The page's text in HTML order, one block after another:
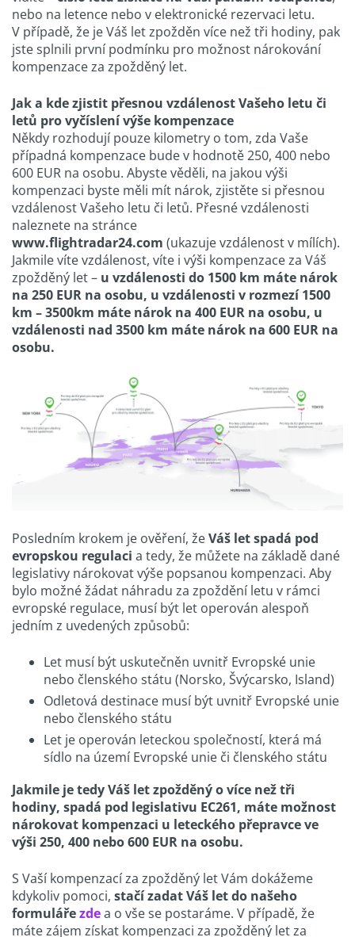
nebo na letence nebo v elektronické rezervaci letu.
V případě, že je Váš let zpožděn více než tři hodiny, pak
jste splnili první podmínku pro možnost nárokování
kompenzace za zpožděný let.
Jak a kde zjistit přesnou vzdálenost Vašeho letu či
letů pro vyčíslení výše kompenzace
Někdy rozhodují pouze kilometry o tom, zda Vaše
případná kompenzace bude v hodnotě 250, 400 nebo
600 EUR na osobu. Abyste věděli, na jakou výši
kompenzaci byste měli mít nárok, zjistěte si přesnou
vzdálenost Vašeho letu či letů. Přesné vzdálenosti
naleznete na stránce
www.flightradar24.com (ukazuje vzdálenost v mílích).
Jakmile víte vzdálenost, víte i výši kompenzace za Váš
zpožděný let – u vzdálenosti do 1500 km máte nárok
na 250 EUR na osobu, u vzdálenosti v rozmezí 1500
km – 3500km máte nárok na 400 EUR na osobu, u
vzdálenosti nad 3500 km máte nárok na 600 EUR na
osobu.
Posledním krokem je ověření, žeVáš let spadá pod
evropskou regulaci a tedy, že můžete na základě dané
legislativy nárokovat výše popsanou kompenzaci. Aby
bylo možné žádat náhradu za zpoždění letu v rámci
evropské regulace, musí být let operován alespoň
jedním z uvedených způsobů:
Let musí být uskutečněn uvnitř Evropské unie
nebo členského státu (Norsko, Švýcarsko, Island)
Odletová destinace musí být uvnitř Evropské unie
nebo členského státu
Let je operován leteckou společností, která má
sídlo na území Evropské unie či členského státu
Jakmile je tedy Váš let zpožděný o více než tři
hodiny, spadá pod legislativu EC261, máte možnost
nárokovat kompenzaci u leteckého přepravce ve
výši 250, 400 nebo 600 EUR na osobu.
S Vaší kompenzací za zpožděný let Vám dokážeme
kdykoliv pomoci, stačí zadat Váš let do našeho
formulářezdea o vše se postaráme. V případě, že
máte zájem získat kompenzaci za zpožděný let za